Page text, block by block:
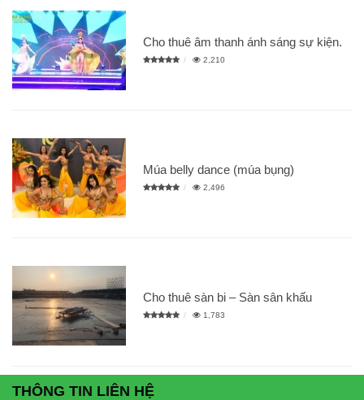
Cho thuê âm thanh ánh sáng sự kiện.
2,210
Múa belly dance (múa bụng)
2,496
Cho thuê sàn bi – Sàn sân khấu
1,783
THÔNG TIN LIÊN HỆ